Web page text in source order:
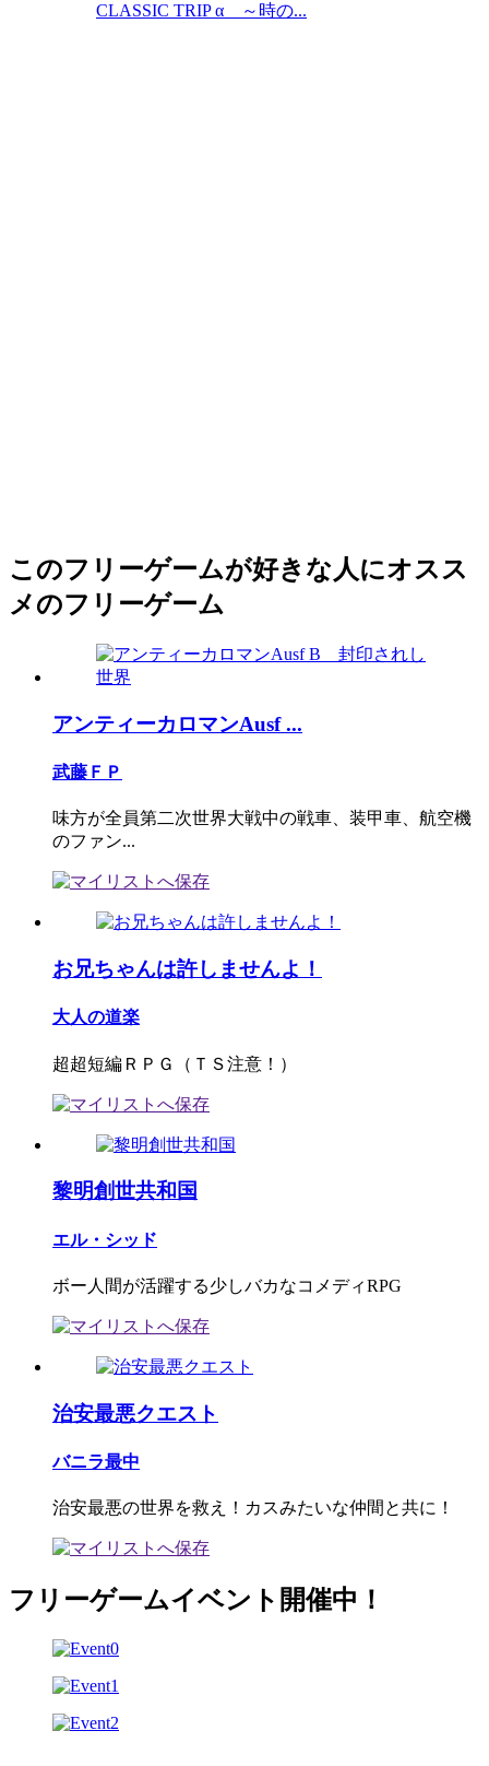
CLASSIC TRIP α ～時の...
このフリーゲームが好きな人にオスス
メのフリーゲーム
アンティーカロマンAusf ...
武藤ＦＰ
味方が全員第二次世界大戦中の戦車、装甲車、航空機
のファン...
お兄ちゃんは許しませんよ！
大人の道楽
超超短編ＲＰＧ（ＴＳ注意！）
黎明創世共和国
エル・シッド
ボー人間が活躍する少しバカなコメディRPG
治安最悪クエスト
バニラ最中
治安最悪の世界を救え！カスみたいな仲間と共に！
フリーゲームイベント開催中！